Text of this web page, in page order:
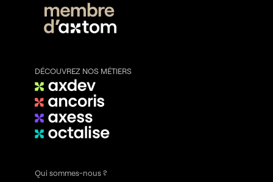
DÉCOUVREZ NOS MÉTIERS
Qui sommes-nous ?